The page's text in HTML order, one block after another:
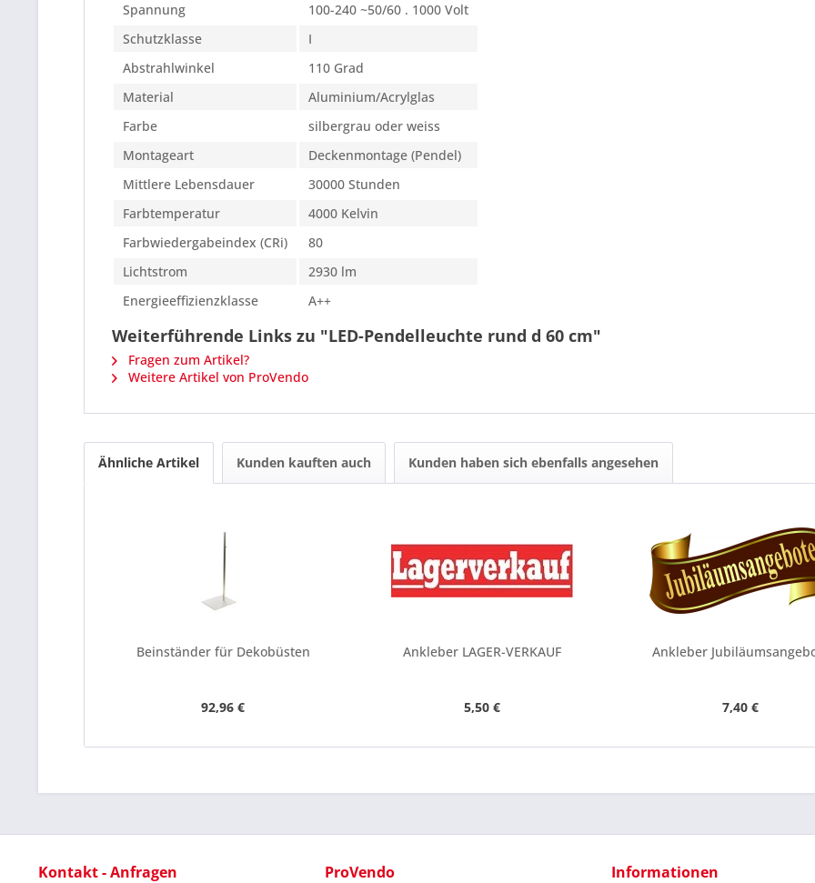
Spannung
100-240 ~50/60 . 1000 Volt
Schutzklasse
I
Abstrahlwinkel
110 Grad
Material
Aluminium/Acrylglas
Farbe
silbergrau oder weiss
Montageart
Deckenmontage (Pendel)
Mittlere Lebensdauer
30000 Stunden
Farbtemperatur
4000 Kelvin
Farbwiedergabeindex (CRi)
80
Lichtstrom
2930 lm
Energieeffizienzklasse
A++
Weiterführende Links zu "LED-Pendelleuchte rund d 60 cm"
Fragen zum Artikel?
Weitere Artikel von ProVendo
Ähnliche Artikel Kunden kauften auch Kunden haben sich ebenfalls angesehen
Beinständer für Dekobüsten
92,96 €
Ankleber LAGER-VERKAUF
5,50 €
Ankleber
7,40 €
Kontakt - Anfragen ProVendo Informationen